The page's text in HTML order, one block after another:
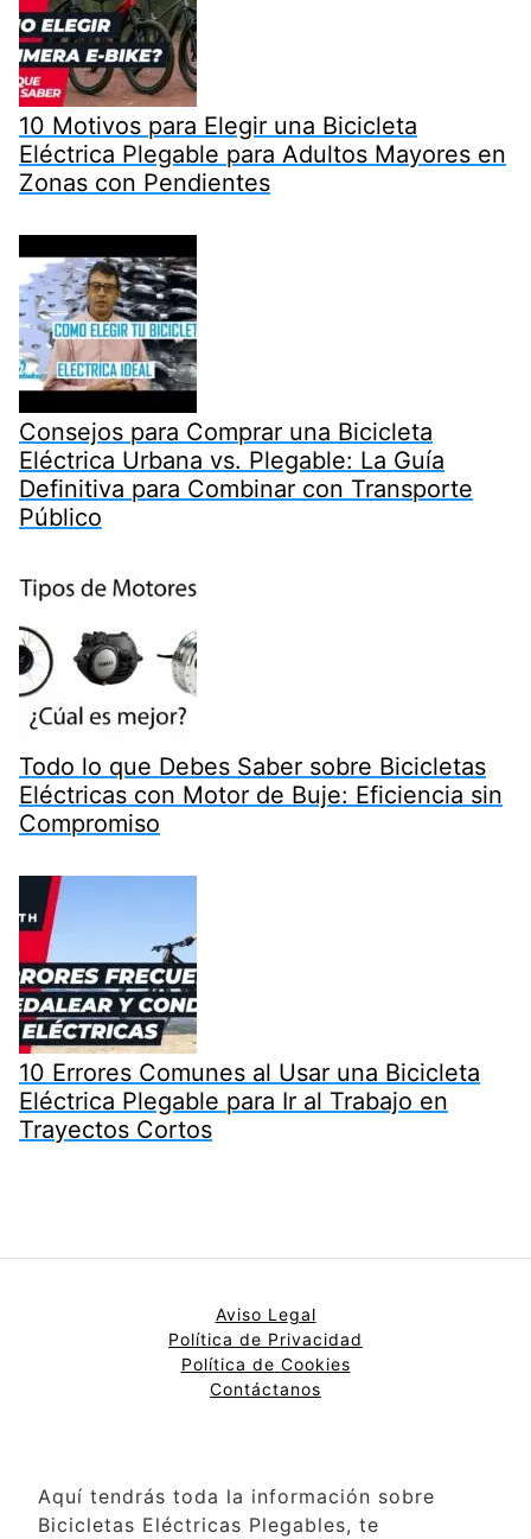
10 Motivos para Elegir una Bicicleta
Eléctrica Plegable para Adultos Mayores en
Zonas con Pendientes
Consejos para Comprar una Bicicleta
Eléctrica Urbana vs. Plegable: La Guía
Definitiva para Combinar con Transporte
Público
Todo lo que Debes Saber sobre Bicicletas
Eléctricas con Motor de Buje: Eficiencia sin
Compromiso
10 Errores Comunes al Usar una Bicicleta
Eléctrica Plegable para Ir al Trabajo en
Trayectos Cortos
Aviso Legal
Política de Privacidad
Política de Cookies
Contáctanos
Aquí tendrás toda la información sobre
Bicicletas Eléctricas Plegables, te